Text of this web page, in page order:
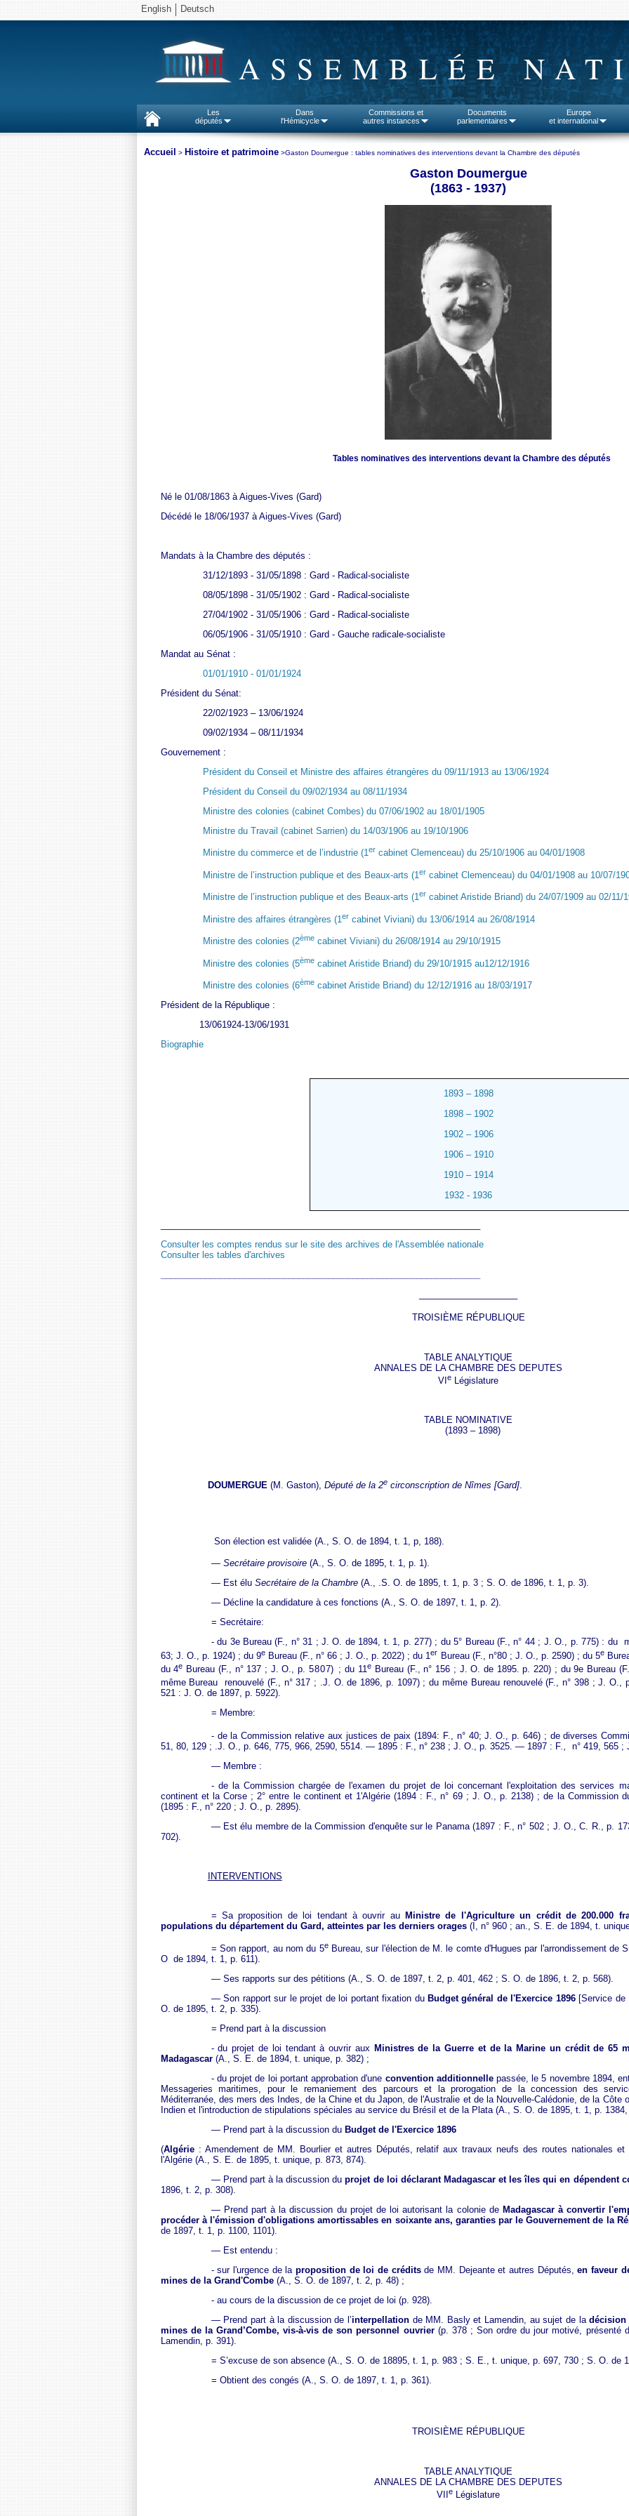
English Deutsch
ASSEMBLÉE
Les
députés
Dans
l'Hémicycle
Commissions et
autres instances
Documents
parlementaires
Europe
et international
Accueil > Histoire et patrimoine >Gaston Doumergue : tables nominatives des interventions devant la Chambre des députés
Gaston Doumergue
(1863 - 1937)
Tables nominatives des interventions devant la Chambre des députés
Né le 01/08/1863 à Aigues-Vives (Gard)
Décédé le 18/06/1937 à Aigues-Vives (Gard)
Mandats à la Chambre des députés :
31/12/1893 - 31/05/1898 : Gard - Radical-socialiste
08/05/1898 - 31/05/1902 : Gard - Radical-socialiste
27/04/1902 - 31/05/1906 : Gard - Radical-socialiste
06/05/1906 - 31/05/1910 : Gard - Gauche radicale-socialiste
Mandat au Sénat :
01/01/1910 - 01/01/1924
Président du Sénat:
22/02/1923 – 13/06/1924
09/02/1934 – 08/11/1934
Gouvernement :
Président du Conseil et Ministre des affaires étrangères du 09/11/1913 au 13/06/1924
Président du Conseil du 09/02/1934 au 08/11/1934
Ministre des colonies (cabinet Combes) du 07/06/1902 au 18/01/1905
Ministre du Travail (cabinet Sarrien) du 14/03/1906 au 19/10/1906
Ministre du commerce et de l’industrie (1er cabinet Clemenceau) du 25/10/1906 au 04/01/1908
Ministre de l’instruction publique et des Beaux-arts (1 er cabinet Clemenceau) du 04/01/1908 au 10/07/
Ministre de l’instruction publique et des Beaux-arts (1er cabinet Aristide Briand) du 24/07/1909 au 02/11/
Ministre des affaires étrangères (1 er cabinet Viviani) du 13/06/1914 au 26/08/1914
Ministre des colonies (2èmecabinet Viviani) du 26/08/1914 au 29/10/1915
Ministre des colonies (5èmecabinet Aristide Briand) du 29/10/1915 au12/12/1916
Ministre des colonies (6èmecabinet Aristide Briand) du 12/12/1916 au 18/03/1917
Président de la République :
13/061924-13/06/1931
Biographie
1893 – 1898
1898 – 1902
1902 – 1906
1906 – 1910
1910 – 1914
1932 - 1936
Consulter les comptes rendus sur le site des archives de l'Assemblée nationale
Consulter les tables d'archives
TROISIÈME RÉPUBLIQUE
TABLE ANALYTIQUE
ANNALES DE LA CHAMBRE DES DEPUTES
VI e Législature
TABLE NOMINATIVE
(1893 – 1898)
DOUMERGUE(M. Gaston), Député de la 2ecirconscription de Nîmes [Gard].
Son élection est validée (A., S. O. de 1894, t. 1, p, 188).
— Secrétaire provisoire (A., S. O. de 1895, t. 1, p. 1).
— Est élu Secrétaire de la Chambre (A., .S. O. de 1895, t. 1, p. 3 ; S. O. de 1896, t. 1, p. 3).
— Décline la candidature à ces fonctions (A., S. O. de 1897, t. 1, p. 2).
= Secrétaire:
- du 3e Bureau (F., n° 31 ; J. O. de 1894, t. 1, p. 277) ; du 5° Bureau (F., n° 44 ; J. O., p. 775) : du
63; J. O., p. 1924) ; du 9eBureau (F., n° 66 ; J. O., p. 2022) ; du 1er Bureau (F., n°80 ; J. O., p. 2590) ; du 5e
du 4e Bureau (F., n° 137 ; J. O., p. 5807) ; du 11e Bureau (F., n° 156 ; J. O. de 1895. p. 220) ; du 9e Bureau
même Bureau renouvelé (F., n° 317 ; .J. O. de 1896, p. 1097) ; du même Bureau renouvelé (F., n° 398 ; J. O.,
521 : J. O. de 1897, p. 5922).
= Membre:
- de la Commission relative aux justices de paix (1894: F., n° 40; J. O., p. 646) ; de diverses
51, 80, 129 ; .J. O., p. 646, 775, 966, 2590, 5514. — 1895 : F., n° 238 ; J. O., p. 3525. — 1897 : F., n° 419, 565 ;
— Membre :
- de la Commission chargée de l'examen du projet de loi concernant l'exploitation des services
continent et la Corse ; 2° entre le continent et 1'Algérie (1894 : F., n° 69 ; J. O., p. 2138) ; de la Commission
(1895 : F., n° 220 ; J. O., p. 2895).
— Est élu membre de la Commission d'enquête sur le Panama (1897 : F., n° 502 ; J. O., C. R., p.
702).
INTERVENTIONS
= Sa proposition de loi tendant à ouvrir auMinistre de l'Agriculture un crédit de 200.000
populations du département du Gard, atteintes par les derniers orages(I, n° 960 ; an., S. E. de 1894, t.
= Son rapport, au nom du 5eBureau, sur l'élection de M. le comte d'Hugues par l'arrondissement de
O de 1894, t. 1, p. 611).
— Ses rapports sur des pétitions (A., S. O. de 1897, t. 2, p. 401, 462 ; S. O. de 1896, t. 2, p. 568).
—Son rapport sur le projet de loi portant fixation du Budget général de l'Exercice 1896[Service de
O. de 1895, t. 2, p. 335).
= Prend part à la discussion
- du projet de loi tendant à ouvrir aux Ministres de la Guerre et de la Marine un crédit de 65
Madagascar (A., S. E. de 1894, t. unique, p. 382) ;
- du projet de loi portant approbation d'une convention additionnellepassée, le 5 novembre 1894,
Messageries maritimes, pour le remaniement des parcours et la prorogation de la concession des
Méditerranée, des mers des Indes, de la Chine et du Japon, de l'Australie et de la Nouvelle-Calédonie, de la Côte
Indien et l'introduction de stipulations spéciales au service du Brésil et de la Plata (A., S. O. de 1895, t. 1, p.
— Prend part à la discussion du Budget de l'Exercice 1896
(Algérie: Amendement de MM. Bourlier et autres Députés, relatif aux travaux neufs des routes nationales
l'Algérie (A., S. E. de 1895, t. unique, p. 873, 874).
— Prend part à la discussion duprojet de loi déclarant Madagascar et les îles qui en dépendent
1896, t. 2, p. 308).
— Prend part à la discussion du projet de loi autorisant la colonie de Madagascar à convertir
procéder à l'émission d'obligations amortissables en soixante ans, garanties par le Gouvernement de la
de 1897, t. 1, p. 1100, 1101).
— Est entendu :
- sur l'urgence de la proposition de loi de créditsde MM. Dejeante et autres Députés,en faveur
mines de la Grand'Combe(A., S. O. de 1897, t. 2, p. 48) ;
- au cours de la discussion de ce projet de loi (p. 928).
— Prend part à la discussion de l’interpellation de MM. Basly et Lamendin, au sujet de ladécision
mines de la Grand’Combe, vis-à-vis de son personnel ouvrier(p. 378 ; Son ordre du jour motivé, présenté
Lamendin, p. 391).
= S’excuse de son absence (A., S. O. de 18895, t. 1, p. 983 ; S. E., t. unique, p. 697, 730 ; S. O. de
= Obtient des congés (A., S. O. de 1897, t. 1, p. 361).
TROISIÈME RÉPUBLIQUE
TABLE ANALYTIQUE
ANNALES DE LA CHAMBRE DES DEPUTES
VII
e Législature